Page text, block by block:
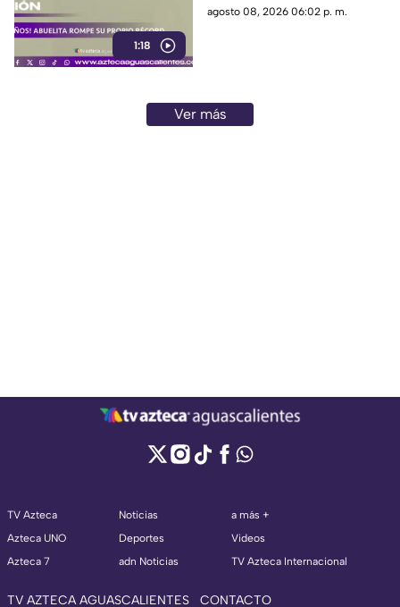
1:18
propio récord Guinness tras
agosto 08, 2026 06:02 p. m.
Ver más
TV Azteca
Azteca UNO
Azteca 7
Noticias
Deportes
adn Noticias
a más +
Videos
TV Azteca Internacional
TV AZTECA AGUASCALIENTES CONTACTO